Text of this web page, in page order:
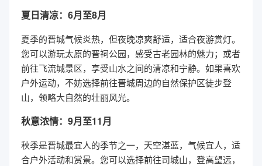
夏日清凉：6月至8月
夏季的晋城气候炎热，但夜晚凉爽舒适，适合夜游赏灯。
您可以游玩太原的晋祠公园，感受古老园林的魅力；或者
前往飞流城景区，享受山水之间的清凉和宁静。如果喜欢
户外运动，不妨选择前往晋城周边的自然保护区徒步登
山，领略大自然的壮丽风光。
秋意浓情：9月至11月
秋季是晋城最宜人的季节之一，天空湛蓝，气候宜人，适
合户外活动和赏景。您可以选择前往司城山，登高望远，